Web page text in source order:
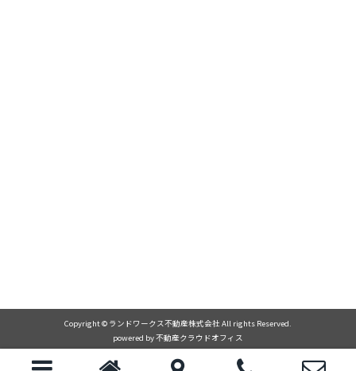
Copyright © ランドワークス不動産株式会社 All rights Reserved.
powered by 不動産クラウドオフィス